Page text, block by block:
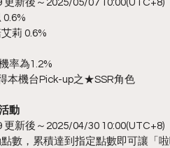
新後～2025/05/07 10:00(UTC+8)
莉 0.6%
率為1.2%
本機台Pick-up之★SSR角色
動
新後～2025/04/30 10:00(UTC+8)
數，累積達到指定點數即可讓「